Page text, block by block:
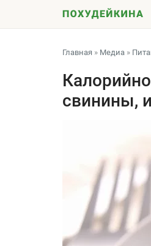
Главная » Медиа »
свинины,